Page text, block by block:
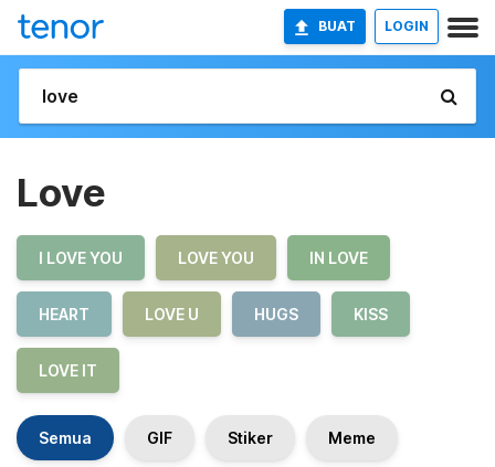
BUAT LOGIN
Love
I LOVE YOU LOVE YOU IN LOVE
HEART LOVE U HUGS KISS
LOVE IT
Semua GIF Stiker Meme